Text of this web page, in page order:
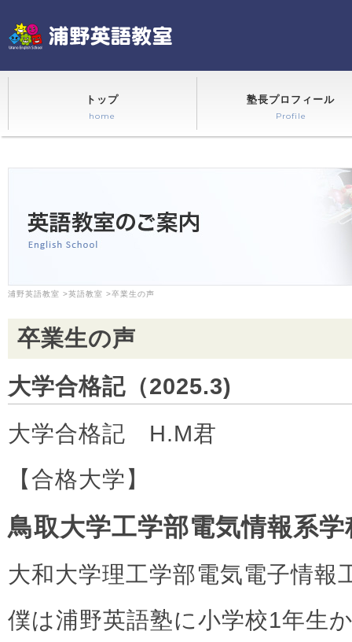
トップ
home
塾長プロフィール
Profile
浦野英語教室 >英語教室 >卒業生の声
卒業生の声
大学合格記（2025.3)
大学合格記 H.M君
【合格大学】
鳥取大学工学部電気情報系
大和大学理工学部電気電子情報
僕は浦野英語塾に小学校1年生